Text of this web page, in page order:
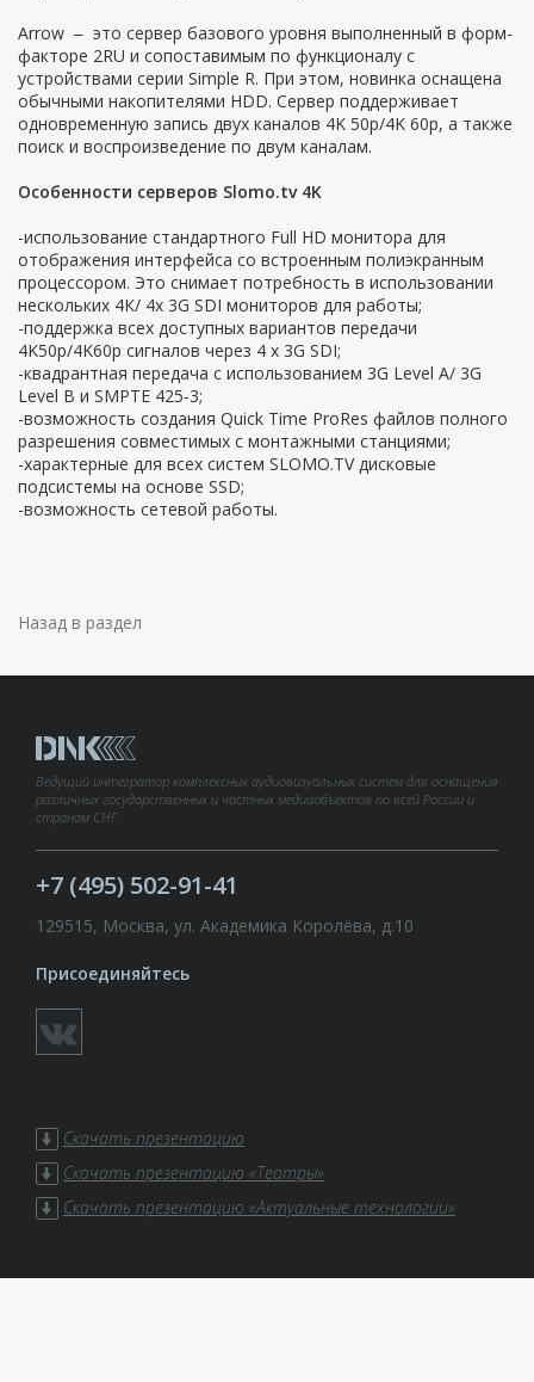
Arrow – это сервер базового уровня выполненный в форм-
факторе 2RU и сопоставимым по функционалу с
устройствами серии Simple R. При этом, новинка оснащена
обычными накопителями HDD. Сервер поддерживает
одновременную запись двух каналов 4K 50p/4K 60p, а также
поиск и воспроизведение по двум каналам.
Особенности серверов Slomo.tv 4K
-использование стандартного Full HD монитора для
отображения интерфейса со встроенным полиэкранным
процессором. Это снимает потребность в использовании
нескольких 4К/ 4x 3G SDI мониторов для работы;
-поддержка всех доступных вариантов передачи
4K50p/4K60p сигналов через 4 х 3G SDI;
-квадрантная передача с использованием 3G Level A/ 3G
Level B и SMPTE 425-3;
-возможность создания Quick Time ProRes файлов полного
разрешения совместимых с монтажными станциями;
-характерные для всех систем SLOMO.TV дисковые
подсистемы на основе SSD;
-возможность сетевой работы.
Назад в раздел
Ведущий интегратор комплексных аудиовизуальных систем для оснащения
различных государственных и частных медиаобъектов по всей России и
странам СНГ.
+7 (495) 502-91-41
129515, Москва, ул. Академика Королёва, д.10
Присоединяйтесь
Скачать презентацию
Скачать презентацию «Театры»
Скачать презентацию «Актуальные технологии»